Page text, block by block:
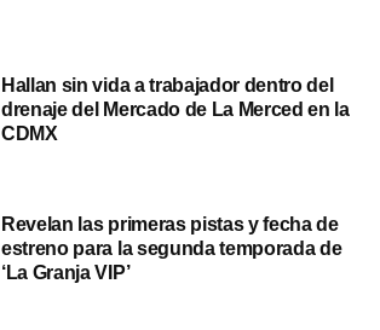
Hallan sin vida a trabajador dentro del
drenaje del Mercado de La Merced en la
CDMX
Revelan las primeras pistas y fecha de
estreno para la segunda temporada de
‘La Granja VIP’